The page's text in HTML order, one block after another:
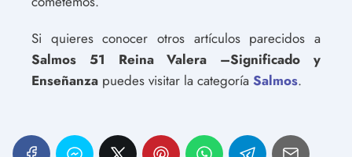
Si quieres conocer otros artículos parecidos a
Salmos 51 Reina Valera –Significado y
Enseñanza puedes visitar la categoría Salmos.